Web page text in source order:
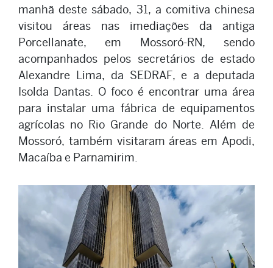
manhã deste sábado, 31, a comitiva chinesa
visitou áreas nas imediações da antiga
Porcellanate, em Mossoró-RN, sendo
acompanhados pelos secretários de estado
Alexandre Lima, da SEDRAF, e a deputada
Isolda Dantas. O foco é encontrar uma área
para instalar uma fábrica de equipamentos
agrícolas no Rio Grande do Norte. Além de
Mossoró, também visitaram áreas em Apodi,
Macaíba e Parnamirim.